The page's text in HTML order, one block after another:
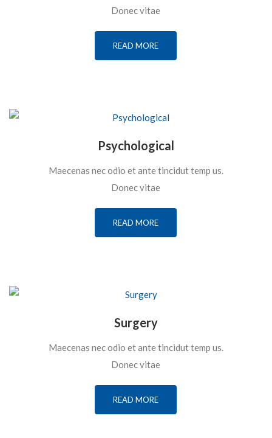
Donec vitae
READ MORE
Psychological
Maecenas nec odio et ante tincidut temp us.
Donec vitae
READ MORE
Surgery
Maecenas nec odio et ante tincidut temp us.
Donec vitae
READ MORE